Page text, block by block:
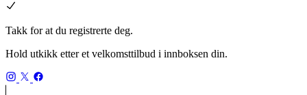
Takk for at du registrerte deg.
Hold utkikk etter et velkomsttilbud i innboksen din.